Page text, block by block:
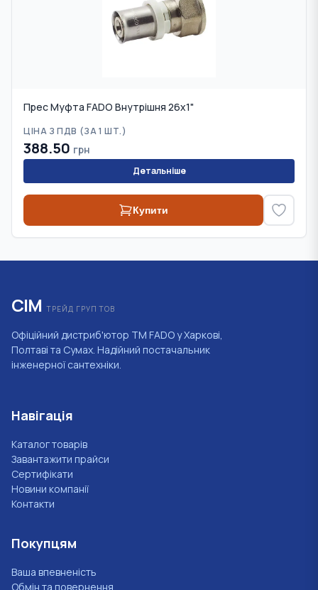
Прес Муфта FADO Внутрішня 26х1"
ЦІНА З ПДВ (ЗА 1 ШТ.)
388.50 грн
Детальніше
Купити
СІМ ТРЕЙД ГРУП ТОВ
Офіційний дистриб'ютор ТМ FADO у Харкові,
Полтаві та Сумах. Надійний постачальник
інженерної сантехніки.
Навігація
Каталог товарів
Завантажити прайси
Сертифікати
Новини компанії
Контакти
Покупцям
Ваша впевненість
Обмін та повернення